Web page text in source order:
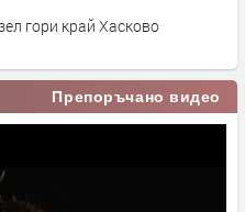
гори край Хасково
Препоръчано видео